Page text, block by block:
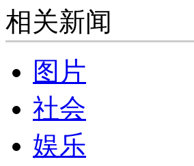
相关新闻
图片
社会
娱乐